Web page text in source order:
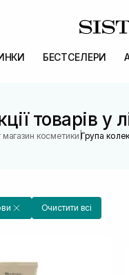
БЕСТСЕЛЕРИ
товарів у
магазин косметики |Група
Очистити всі